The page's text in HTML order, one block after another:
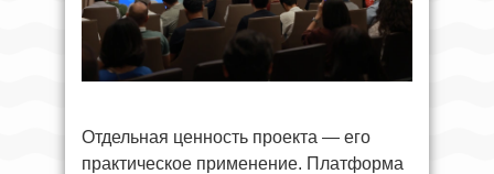
Отдельная ценность проекта — его
практическое применение. Платформа